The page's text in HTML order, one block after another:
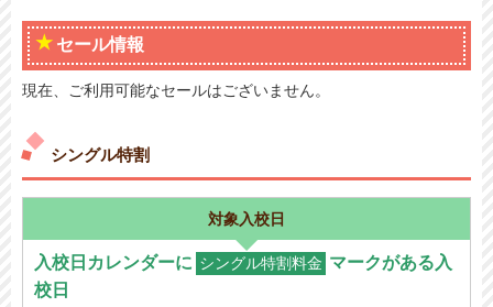
セール情報
現在、ご利用可能なセールはございません。
シングル特割
対象入校日
入校日カレンダーに シングル特割料金 マークがある入
校日